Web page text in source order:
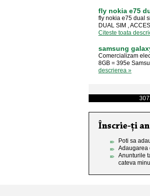
fly nokia e75
fly nokia e75 dual
DUAL SIM ,
Citeste toata
samsung
Comercializam
8GB = 395e
descrierea »
Poti sa
Adaugarea
Anunturile
cateva